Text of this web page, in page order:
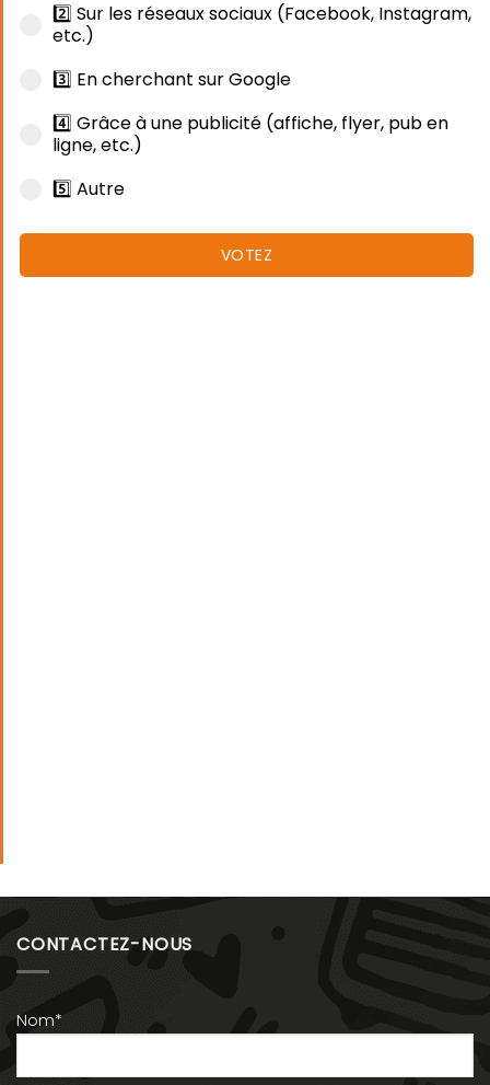
2️⃣ Sur les réseaux sociaux (Facebook, Instagram,
etc.)
3️⃣ En cherchant sur Google
4️⃣ Grâce à une publicité (affiche, flyer, pub en
ligne, etc.)
5️⃣ Autre
VOTEZ
CONTACTEZ-NOUS
Nom*